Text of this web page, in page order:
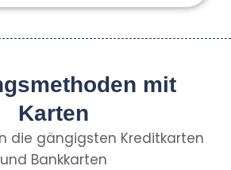
mit
Karten
die gängigsten Kreditkarten
und Bankkarten